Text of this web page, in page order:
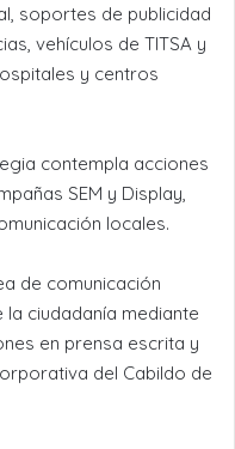
soportes de publicidad
vehículos de TITSA y
y centros
contempla acciones
SEM y Display,
locales.
de comunicación
ciudadanía mediante
en prensa escrita y
del Cabildo de